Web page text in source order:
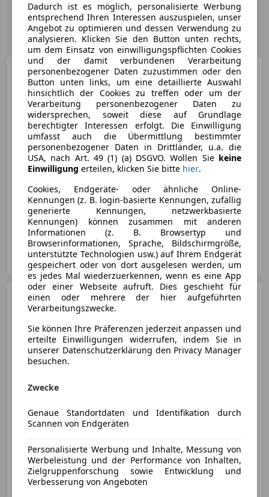
Opel AstraSports Tourer L
1.2 GS/LED/SHZ/ACC/ 96 kW (131
...
€ 28 374
10/2025 10 km Benzin 96 kW (131 PS)
MD Fahrzeughandels GmbH
AT-6844 Altach
Opel Combo , GS, XL, 1.5
Oskar Schmidt GmbH
AT-5231 Schalchen
Dadurch ist es möglich, personalisierte Werbung
entsprechend Ihren Interessen auszuspielen, unser
Angebot zu optimieren und dessen Verwendung zu
analysieren. Klicken Sie den Button unten rechts,
um dem Einsatz von einwilligungspflichten Cookies
und der damit verbundenen Verarbeitung
personenbezogener Daten zuzustimmen oder den
Button unten links, um eine detaillierte Auswahl
hinsichtlich der Cookies zu treffen oder um der
Verarbeitung personenbezogener Daten zu
widersprechen, soweit diese auf Grundlage
berechtigter Interessen erfolgt. Die Einwilligung
umfasst auch die Übermittlung bestimmter
personenbezogener Daten in Drittländer, u.a. die
USA, nach Art. 49 (1) (a) DSGVO. Wollen Sie keine
Einwilligung erteilen, klicken Sie bitte hier.
Cookies, Endgeräte- oder ähnliche Online-
Kennungen (z. B. login-basierte Kennungen, zufällig
generierte Kennungen, netzwerkbasierte
Kennungen) können zusammen mit anderen
Informationen (z. B. Browsertyp und
Browserinformationen, Sprache, Bildschirmgröße,
unterstützte Technologien usw.) auf Ihrem Endgerät
gespeichert oder von dort ausgelesen werden, um
es jedes Mal wiederzuerkennen, wenn es eine App
oder einer Webseite aufruft. Dies geschieht für
einen oder mehrere der hier aufgeführten
Verarbeitungszwecke.
Sie können Ihre Präferenzen jederzeit anpassen und
erteilte Einwilligungen widerrufen, indem Sie in
unserer Datenschutzerklärung den Privacy Manager
besuchen.
Zwecke
Genaue Standortdaten und Identifikation durch
Scannen von Endgeräten
Personalisierte Werbung und Inhalte, Messung von
Werbeleistung und der Performance von Inhalten,
Zielgruppenforschung sowie Entwicklung und
Verbesserung von Angeboten